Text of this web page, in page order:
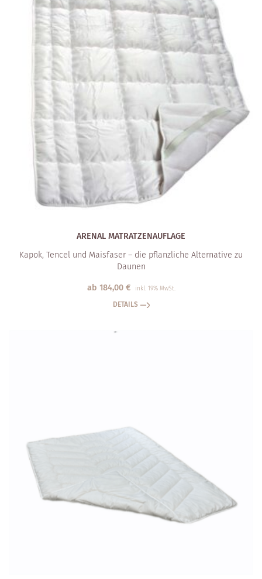
ARENAL MATRATZEN­AUFLAGE
Kapok, Tencel und Maisfaser – die pflanzliche Alternative zu
Daunen
ab 184,00 € inkl. 19% MwSt.
DETAILS